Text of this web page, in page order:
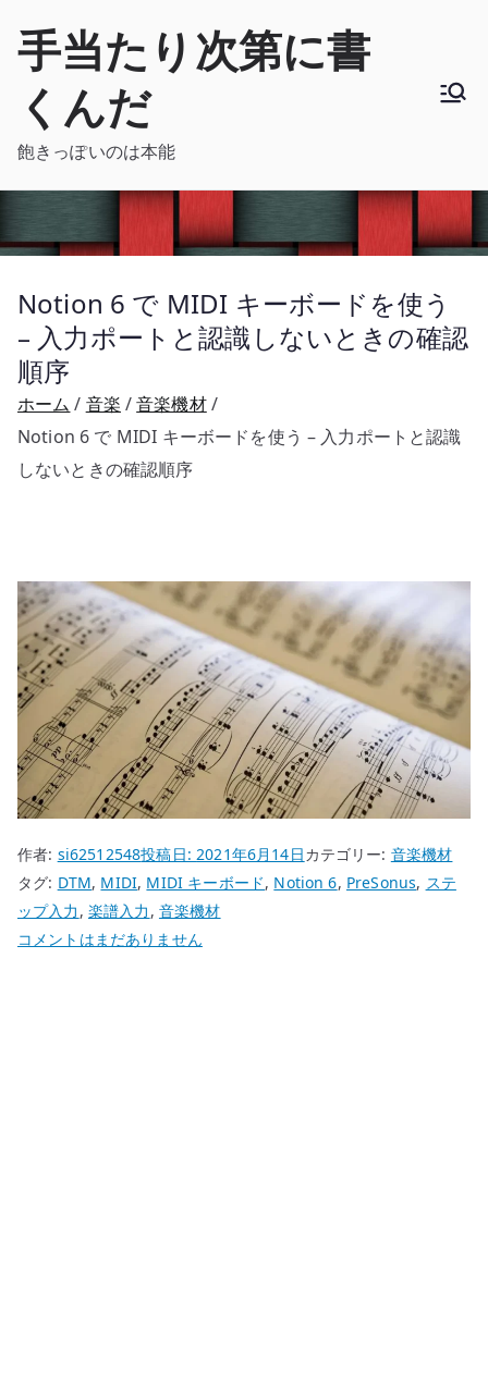
手当たり次第に書
くんだ
飽きっぽいのは本能
Notion 6 で MIDI キーボードを使う
– 入力ポートと認識しないときの確認
順序
ホーム 音楽
音楽機材
Notion 6 で MIDI キーボードを使う – 入力ポートと認識
しないときの確認順序
作者: si62512548投稿日:2021年6月14日カテゴリー: 音楽機材
タグ: DTM, MIDI, MIDI キーボード, Notion 6, PreSonus, ステ
ップ入力 , 楽譜入力 , 音楽機材
Notion
コメントはまだありません